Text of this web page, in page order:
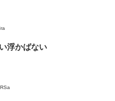
浮かばない